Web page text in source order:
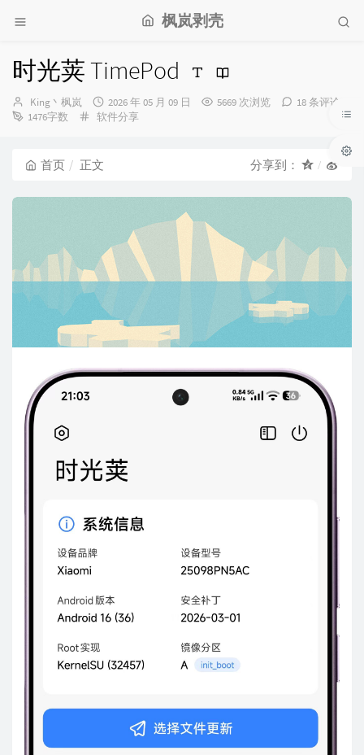
枫岚剥壳
时光荚 TimePod
博
主：
King丶枫岚
发
布
2026 年 05 月 09 日 5669 次浏览
18 条评论
1476字数
分
软件分享
首页 正文 分享到：